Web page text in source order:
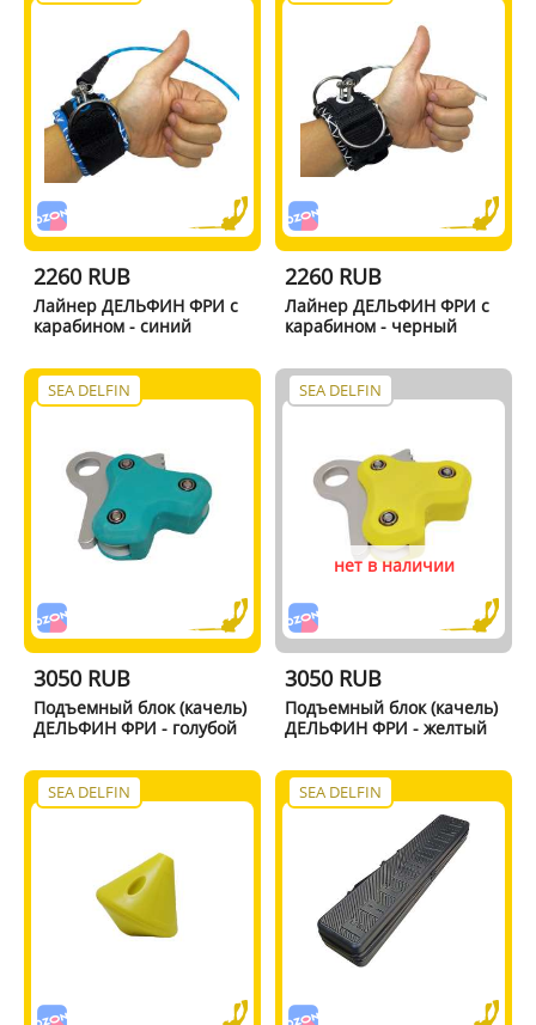
2260 RUB
Лайнер ДЕЛЬФИН ФРИ с
карабином - синий
2260 RUB
Лайнер ДЕЛЬФИН ФРИ с
карабином - черный
SEA DELFIN
3050 RUB
Подъемный блок (качель)
ДЕЛЬФИН ФРИ - голубой
SEA DELFIN
нет в наличии
3050 RUB
Подъемный блок (качель)
ДЕЛЬФИН ФРИ - желтый
SEA DELFIN SEA DELFIN